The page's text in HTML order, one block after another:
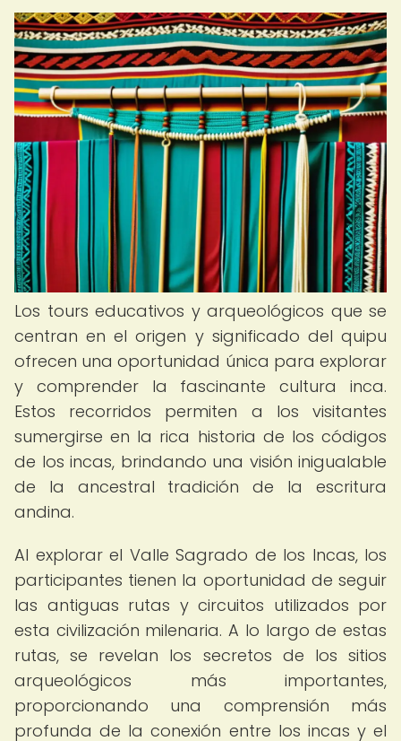
Los tours educativos y arqueológicos que se
centran en el origen y significado del quipu
ofrecen una oportunidad única para explorar
y comprender la fascinante cultura inca.
Estos recorridos permiten a los visitantes
sumergirse en la rica historia de los códigos
de los incas, brindando una visión inigualable
de la ancestral tradición de la escritura
andina.
Al explorar el Valle Sagrado de los Incas, los
participantes tienen la oportunidad de seguir
las antiguas rutas y circuitos utilizados por
esta civilización milenaria. A lo largo de estas
rutas, se revelan los secretos de los sitios
arqueológicos más importantes,
proporcionando una comprensión más
profunda de la conexión entre los incas y el